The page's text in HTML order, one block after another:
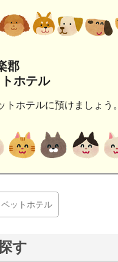
郡
ホテル
ホテルに預けましょう。
ットホテル
す